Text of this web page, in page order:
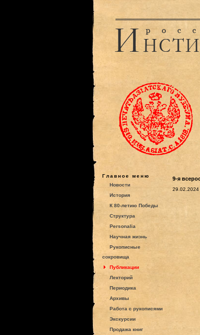
Главное меню
Новости
История
К 80-летию Победы
Структура
Personalia
Научная жизнь
Рукописные
сокровища
Публикации
Лекторий
Периодика
Архивы
Работа с рукописями
Экскурсии
Продажа книг
9-я
29.02.2024